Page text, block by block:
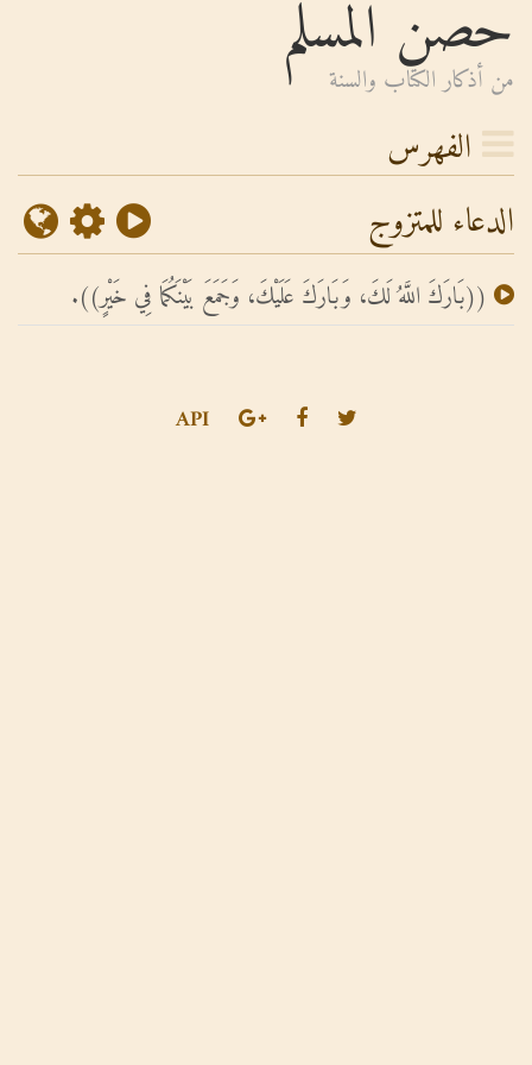
حصن المسلم
من أذكار الكتاب والسنة
الفهرس
الدعاء للمتزوج
((بَارَكَ اللَّهُ لَكَ، وَبَارَكَ عَلَيْكَ، وَجَمَعَ بَيْنَكُمَا فِي خَيْرٍ)).
API